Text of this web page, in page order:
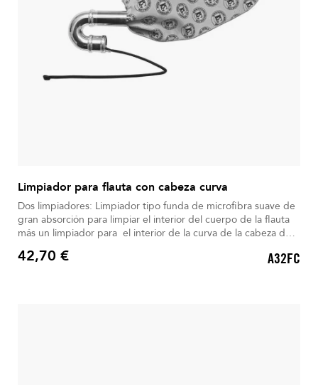
Limpiador para flauta con cabeza curva
Dos limpiadores: Limpiador tipo funda de microfibra suave de
gran absorción para limpiar el interior del cuerpo de la flauta
más un limpiador para el interior de la curva de la cabeza de
Precio
42,70 € A32FC